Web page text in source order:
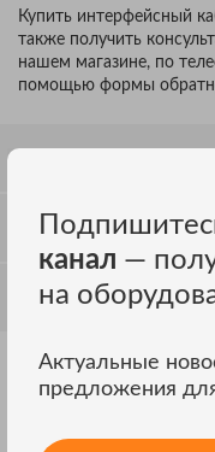
Купить интерфейсный
также получить
нашем магазине, по
помощью формы
ОТЗЫВЫ
ОБСУЖДЕНИЕ
Другие модели
канал —
на
Актуальные
предложения